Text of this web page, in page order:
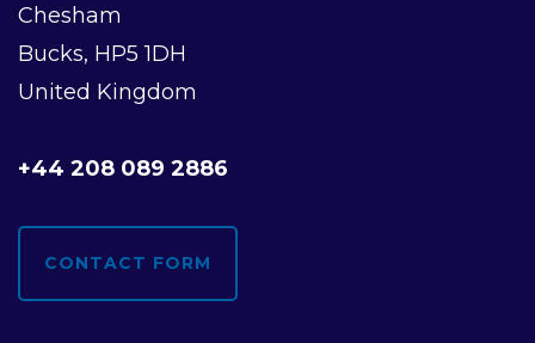
Chesham
Bucks, HP5 1DH
United Kingdom
+44 208 089 2886
CONTACT FORM